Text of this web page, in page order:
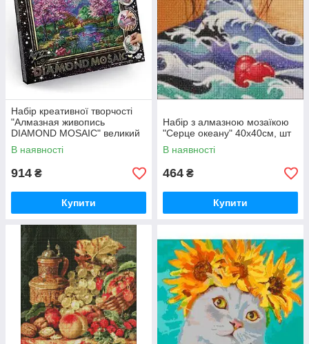
Набір креативної творчості
"Алмазная живопись
DIAMOND MOSAIC" великий
(10), DM-01-01,02,03,04...10,
шт
В наявності
914 ₴
Купити
Набір з алмазною мозаїкою
"Серце океану" 40х40см, шт
В наявності
464 ₴
Купити